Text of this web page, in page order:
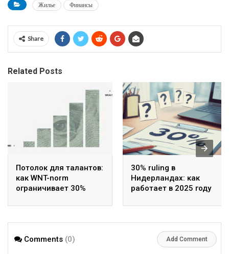
Жилье Финансы
Share
Related Posts
Потолок для талантов:
как WNT-norm
ограничивает 30%
30% ruling в
Нидерландах: как
работает в 2025 году
Comments (0) Add Comment